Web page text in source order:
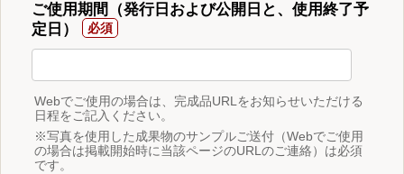
ご使用期間（発行日および公開日と、使用終了予
定日）
Webでご使用の場合は、完成品URLをお知らせいただける
日程をご記入ください。
※写真を使用した成果物のサンプルご送付（Webでご使用
の場合は掲載開始時に当該ページのURLのご連絡）は必須
です。